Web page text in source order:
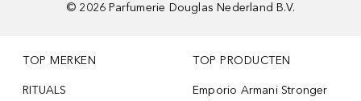
© 2026 Parfumerie Douglas Nederland B.V.
TOP MERKEN
RITUALS
TOP PRODUCTEN
Emporio Armani Stronger